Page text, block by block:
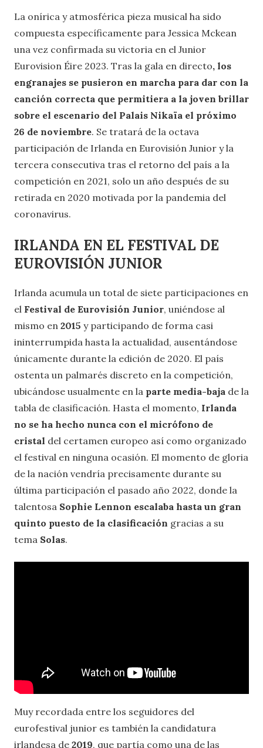
La onírica y atmosférica pieza musical ha sido
compuesta específicamente para Jessica Mckean
una vez confirmada su victoria en el Junior
Eurovision Éire 2023. Tras la gala en directo, los
engranajes se pusieron en marcha para dar con la
canción correcta que permitiera a la joven brillar
sobre el escenario del Palais Nikaïa el próximo
26 de noviembre. Se tratará de la octava
participación de Irlanda en Eurovisión Junior y la
tercera consecutiva tras el retorno del país a la
competición en 2021, solo un año después de su
retirada en 2020 motivada por la pandemia del
coronavirus.
IRLANDA EN EL FESTIVAL DE
EUROVISIÓN JUNIOR
Irlanda acumula un total de siete participaciones en
el Festival de Eurovisión Junior, uniéndose al
mismo en 2015 y participando de forma casi
ininterrumpida hasta la actualidad, ausentándose
únicamente durante la edición de 2020. El país
ostenta un palmarés discreto en la competición,
ubicándose usualmente en la parte media-baja de la
tabla de clasificación. Hasta el momento, Irlanda
no se ha hecho nunca con el micrófono de
cristal del certamen europeo así como organizado
el festival en ninguna ocasión. El momento de gloria
de la nación vendría precisamente durante su
última participación el pasado año 2022, donde la
talentosa Sophie Lennon escalaba hasta un gran
quinto puesto de la clasificación gracias a su
tema Solas.
Muy recordada entre los seguidores del
eurofestival junior es también la candidatura
irlandesa de 2019, que partía como una de las